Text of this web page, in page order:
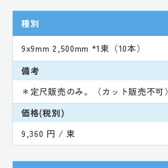
種別
9x9mm 2,500mm *1束（10本）
備考
＊定尺販売のみ。（カット販売不可）
価格(税別)
9,360 円 / 束